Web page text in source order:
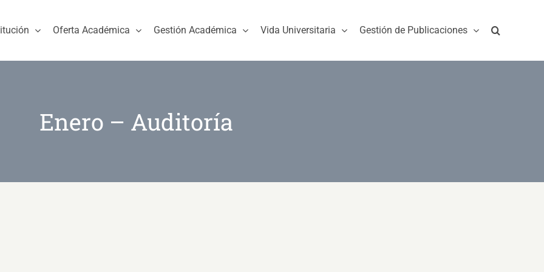
Oferta Académica Gestión Académica Vida Universitaria Gestión de Publicaciones
Enero – Auditoría